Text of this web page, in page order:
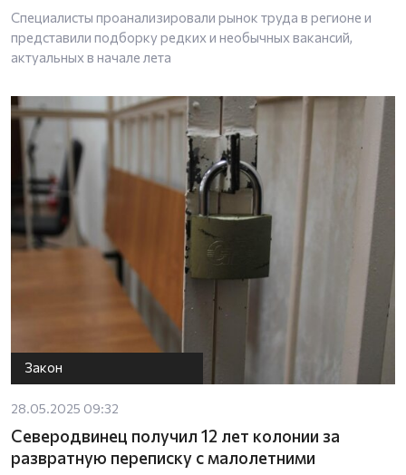
Специалисты проанализировали рынок труда в регионе и
представили подборку редких и необычных вакансий,
актуальных в начале лета
Закон
28.05.2025 09:32
Северодвинец получил 12 лет колонии за
развратную переписку с малолетними